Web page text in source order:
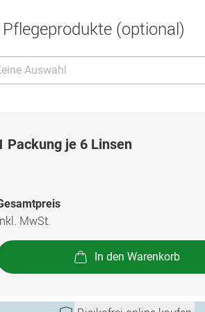
(optional)
Auswahl
Packung je 6 Linsen
MwSt.
In den Warenkorb